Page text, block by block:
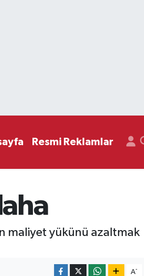
Resmi Reklamlar
maliyet yükünü azaltmak
A-